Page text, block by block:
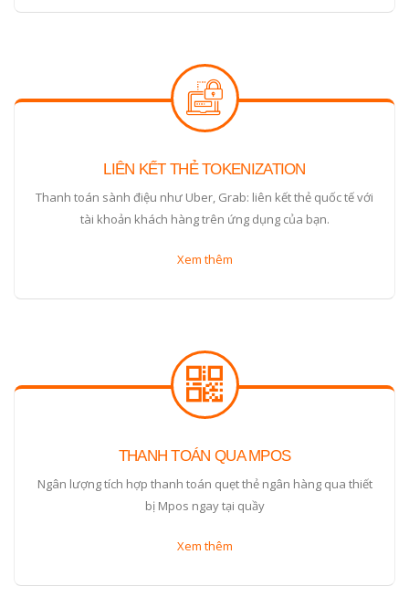
LIÊN KẾT THẺ TOKENIZATION
Thanh toán sành điệu như Uber, Grab: liên kết thẻ quốc tế với
tài khoản khách hàng trên ứng dụng của bạn.
Xem thêm
THANH TOÁN QUA MPOS
Ngân lượng tích hợp thanh toán quẹt thẻ ngân hàng qua thiết
bị Mpos ngay tại quầy
Xem thêm